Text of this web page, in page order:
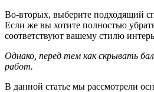
Во-вторых, выберите подходящий
Если же вы хотите полностью
соответствуют вашему стилю
Однако, перед тем как скрывать
работ.
В данной статье мы рассмотрели